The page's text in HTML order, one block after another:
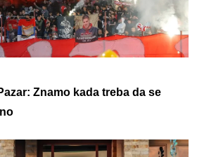
Znamo kada treba da se